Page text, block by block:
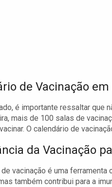
de Vacinação
é importante ressaltar que
mais de 100 salas de
O calendário de
da Vacinação
vacinação é uma
também contribui para a